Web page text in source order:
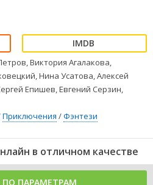
Виктория Агалакова,
Нина Усатова, Алексей
Епишев, Евгений Серзин,
Приключения /Фэнтези
в отличном качестве
ПО ПАРАМЕТРАМ